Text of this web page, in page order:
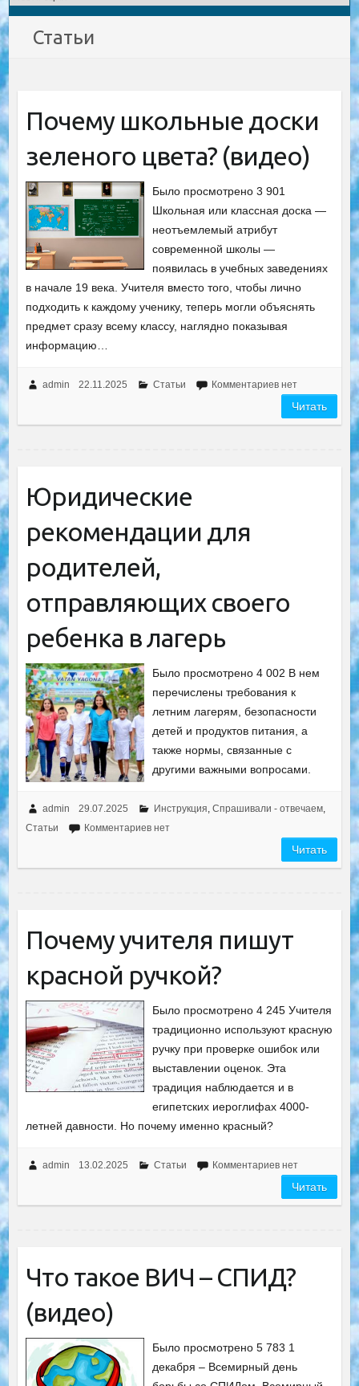
Статьи
Почему школьные доски
зеленого цвета? (видео)
Было просмотрено 3 901
Школьная или классная доска —
неотъемлемый атрибут
современной школы —
появилась в учебных заведениях
в начале 19 века. Учителя вместо того, чтобы лично
подходить к каждому ученику, теперь могли объяснять
предмет сразу всему классу, наглядно показывая
информацию…
admin 22.11.2025 Статьи Комментариев нет
Читать
Юридические
рекомендации для
родителей,
отправляющих своего
ребенка в лагерь
Было просмотрено 4 002 В нем
перечислены требования к
летним лагерям, безопасности
детей и продуктов питания, а
также нормы, связанные с
другими важными вопросами.
admin 29.07.2025 Инструкция, Спрашивали - отвечаем,
Статьи
Комментариев нет
Читать
Почему учителя пишут
красной ручкой?
Было просмотрено 4 245 Учителя
традиционно используют красную
ручку при проверке ошибок или
выставлении оценок. Эта
традиция наблюдается и в
египетских иероглифах 4000-
летней давности. Но почему именно красный?
admin 13.02.2025 Статьи Комментариев нет
Читать
Что такое ВИЧ – СПИД?
(видео)
Было просмотрено 5 783 1
декабря – Всемирный день